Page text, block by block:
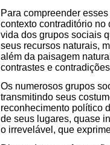
Para compreender
contexto contraditório no
vida dos grupos sociais
seus recursos naturais,
além da paisagem
contrastes e
Os numerosos grupos
transmitindo seus
reconhecimento político
de seus lugares, quase
o irrevelável, que